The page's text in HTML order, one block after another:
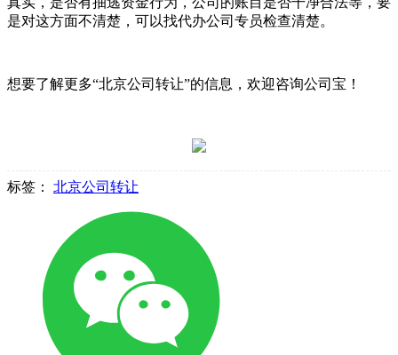
是对这方面不清楚，可以找代办公司专员检查清楚。
想要了解更多“北京公司转让”的信息，欢迎咨询公司宝！
标签： 北京公司转让